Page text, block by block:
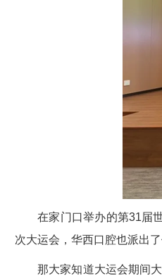
在家门口举办的第31届
次大运会，华西口腔也派出
那大家知道大运会期间